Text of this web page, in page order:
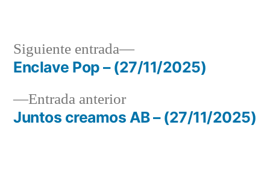
Navegación
deEntrada anteriorEntrada
anterior:
Juntos creamos AB – (27/11/2025)
Siguiente entrada
Siguiente
entrada:
Enclave Pop – (27/11/2025)